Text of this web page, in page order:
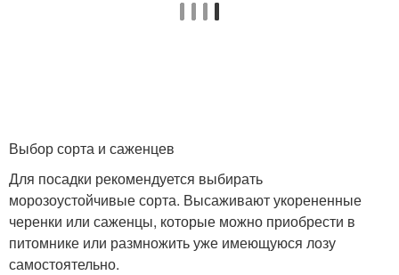
Выбор сорта и саженцев
Для посадки рекомендуется выбирать
морозоустойчивые сорта. Высаживают укорененные
черенки или саженцы, которые можно приобрести в
питомнике или размножить уже имеющуюся лозу
самостоятельно.